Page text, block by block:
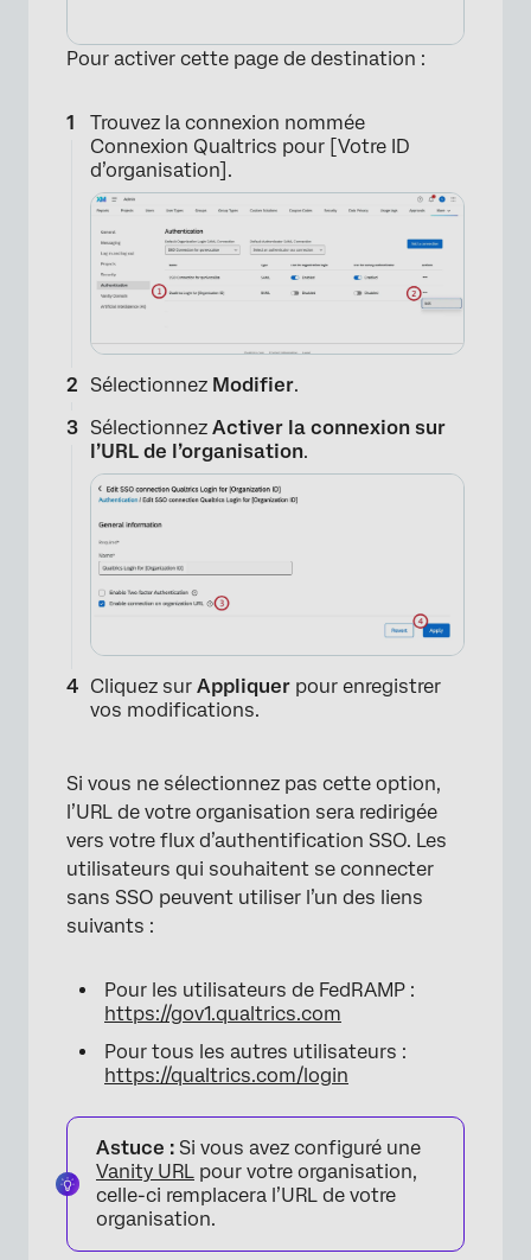
×
Pour activer cette page de destination :
Trouvez la connexion nommée
Connexion Qualtrics pour [Votre ID
d’organisation].
×
Sélectionnez Modifier.
Sélectionnez Activer la connexion sur
l’URL de l’organisation.
Cliquez sur Appliquer pour enregistrer
vos modifications.
Si vous ne sélectionnez pas cette option,
l’URL de votre organisation sera redirigée
vers votre flux d’authentification SSO. Les
utilisateurs qui souhaitent se connecter
sans SSO peuvent utiliser l’un des liens
suivants :
Pour les utilisateurs de FedRAMP :
https://gov1.qualtrics.com
Pour tous les autres utilisateurs :
https://qualtrics.com/login
Astuce : Si vous avez configuré une
Vanity URL pour votre organisation,
celle-ci remplacera l’URL de votre
organisation.